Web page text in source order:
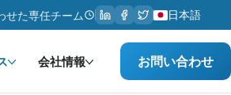
せた専任チーム 日本語
会社情報 お問い合わせ